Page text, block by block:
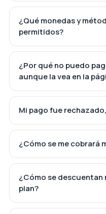
¿Qué monedas y
permitidos?
¿Por qué no puedo
aunque la vea en la
Mi pago fue
¿Cómo se me cobrará
¿Cómo se descuentan
plan?